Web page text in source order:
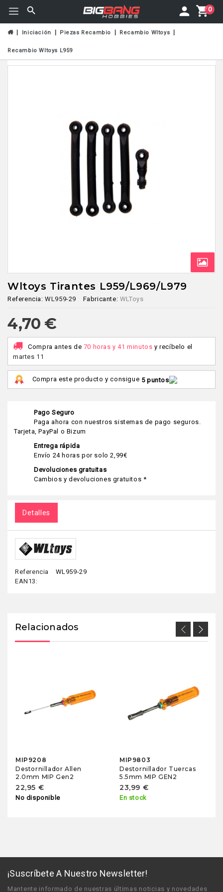
0
Iniciación Piezas Recambio Recambio Wltoys
Recambio Wltoys L959
Wltoys Tirantes L959/L969/L979
Referencia: WL959-29 Fabricante: WLToys
4,70 €
Compra antes de 70 horas y 41 minutos y recíbelo el
martes 11
Compra este producto y consigue 5 puntos
Pago Seguro
Paga ahora con nuestros sistemas de pago seguros.
Tarjeta, PayPal o Bizum
Entrega rápida
Envío 24 horas por solo 2,99€
Devoluciones gratuitas
Cambios y devoluciones gratuitos *
Detalles
Referencia
WL959-29
EAN13:
Relacionados
MIP9208
Destornillador Allen
2.0mm MIP Gen2
22,95 €
No disponible
MIP9803
Destornillador Tuercas
5.5mm MIP GEN2
23,99 €
En stock
¡Suscríbete A Nuestro Newsletter!
Mantente informado de nuestras últimas noticias y novedades